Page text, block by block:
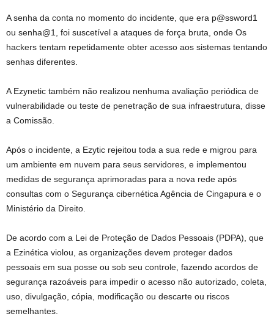
A senha da conta no momento do incidente, que era p@ssword1
ou senha@1, foi suscetível a ataques de força bruta, onde Os
hackers tentam repetidamente obter acesso aos sistemas tentando
senhas diferentes.
A Ezynetic também não realizou nenhuma avaliação periódica de
vulnerabilidade ou teste de penetração de sua infraestrutura, disse
a Comissão.
Após o incidente, a Ezytic rejeitou toda a sua rede e migrou para
um ambiente em nuvem para seus servidores, e implementou
medidas de segurança aprimoradas para a nova rede após
consultas com o Segurança cibernética Agência de Cingapura e o
Ministério da Direito.
De acordo com a Lei de Proteção de Dados Pessoais (PDPA), que
a Ezinética violou, as organizações devem proteger dados
pessoais em sua posse ou sob seu controle, fazendo acordos de
segurança razoáveis ​​para impedir o acesso não autorizado, coleta,
uso, divulgação, cópia, modificação ou descarte ou riscos
semelhantes.